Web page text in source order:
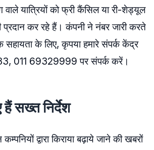
वाले यात्रियों को फ्री कैंसिल या री-शेड्यूल
प्रदान कर रहे हैं। कंपनी ने नंबर जारी करते
सहायता के लिए, कृपया हमारे संपर्क केंद्र
011 69329999 पर संपर्क करें।
हैं सख्त निर्देश
द्वारा किराया बढ़ाये जाने की खबरों